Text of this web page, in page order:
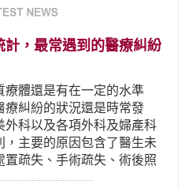
計，最常遇到的醫療糾紛
療體還是有在一定的水準
療糾紛的狀況還是時常發
外科以及各項外科及婦產科
，主要的原因包含了醫生未
置疏失、手術疏失、術後照
取。雖然醫學進步，但醫